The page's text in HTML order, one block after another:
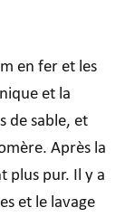
en fer et les
et la
de sable, et
Après la
plus pur. Il y a
et le lavage